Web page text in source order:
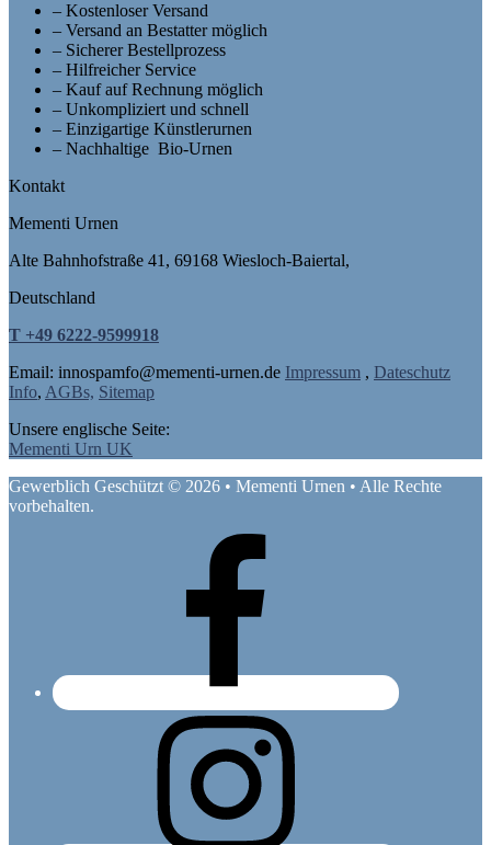
– Kostenloser Versand
– Versand an Bestatter möglich
– Sicherer Bestellprozess
– Hilfreicher Service
– Kauf auf Rechnung möglich
– Unkompliziert und schnell
– Einzigartige Künstlerurnen
– Nachhaltige Bio-Urnen
Kontakt
Mementi Urnen
Alte Bahnhofstraße 41, 69168 Wiesloch-Baiertal,
Deutschland
T +49 6222-9599918
Email: innospamfo@mementi-urnen.de Impressum , Dateschutz
Info, AGBs, Sitemap
Unsere englische Seite:
Mementi Urn UK
Gewerblich Geschützt © 2026 • Mementi Urnen • Alle Rechte
vorbehalten.